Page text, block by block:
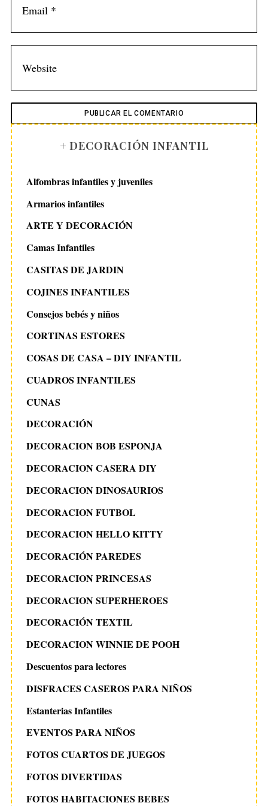
+ DECORACIÓN INFANTIL
Alfombras infantiles y juveniles
Armarios infantiles
ARTE Y DECORACIÓN
Camas Infantiles
CASITAS DE JARDIN
COJINES INFANTILES
Consejos bebés y niños
CORTINAS ESTORES
COSAS DE CASA – DIY INFANTIL
CUADROS INFANTILES
CUNAS
DECORACIÓN
DECORACION BOB ESPONJA
DECORACION CASERA DIY
DECORACION DINOSAURIOS
DECORACION FUTBOL
DECORACION HELLO KITTY
DECORACIÓN PAREDES
DECORACION PRINCESAS
DECORACION SUPERHEROES
DECORACIÓN TEXTIL
DECORACION WINNIE DE POOH
Descuentos para lectores
DISFRACES CASEROS PARA NIÑOS
Estanterias Infantiles
EVENTOS PARA NIÑOS
FOTOS CUARTOS DE JUEGOS
FOTOS DIVERTIDAS
FOTOS HABITACIONES BEBES